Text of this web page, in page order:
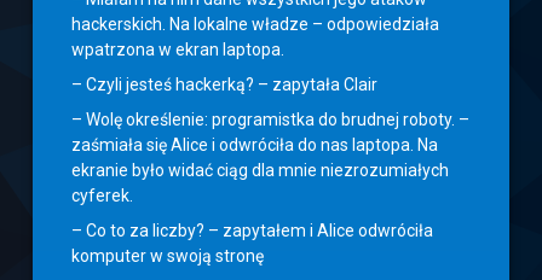
hackerskich. Na lokalne władze – odpowiedziała
wpatrzona w ekran laptopa.
– Czyli jesteś hackerką? – zapytała Clair
– Wolę określenie: programistka do brudnej roboty. –
zaśmiała się Alice i odwróciła do nas laptopa. Na
ekranie było widać ciąg dla mnie niezrozumiałych
cyferek.
– Co to za liczby? – zapytałem i Alice odwróciła
komputer w swoją stronę